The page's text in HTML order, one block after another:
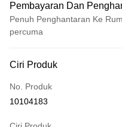
Pembayaran Dan
Penuh Penghantaran Ke
percuma
Kad Kredit (Bayaran Penuh)
Ansuran Kad Kredit
Ciri Produk
No. Produk
10104183